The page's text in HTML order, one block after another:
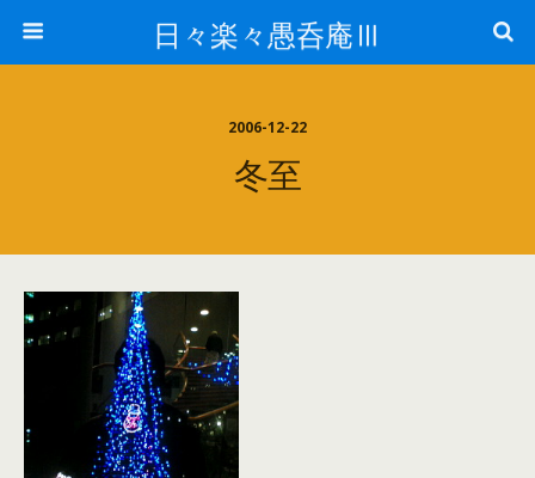
日々楽々愚呑庵Ⅲ
2006-12-22
冬至